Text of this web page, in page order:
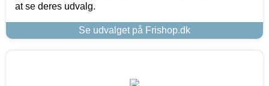
at se deres udvalg.
Se udvalget på Frishop.dk